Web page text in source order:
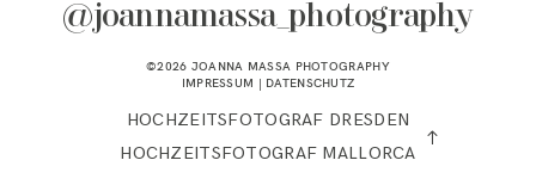
@joannamassa_photography
©2026 JOANNA MASSA PHOTOGRAPHY
IMPRESSUM | DATENSCHUTZ
HOCHZEITSFOTOGRAF DRESDEN
HOCHZEITSFOTOGRAF MALLORCA